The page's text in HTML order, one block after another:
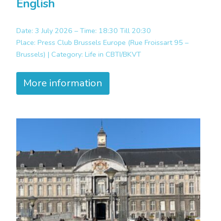
English
Date: 3 July 2026 – Time: 18:30 Till 20:30
Place: Press Club Brussels Europe (Rue Froissart 95 –
Brussels) | Category: Life in CBTI/BKVT
More information